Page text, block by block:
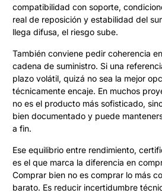
compatibilidad con soporte,
real de reposición y estabilidad del
llega difusa, el riesgo sube.
También conviene pedir coherencia
cadena de suministro. Si una
plazo volátil, quizá no sea la mejor
técnicamente encaje. En muchos
no es el producto más sofisticado,
bien documentado y puede
a fin.
Ese equilibrio entre rendimiento,
es el que marca la diferencia en
Comprar bien no es comprar lo más
barato. Es reducir incertidumbre